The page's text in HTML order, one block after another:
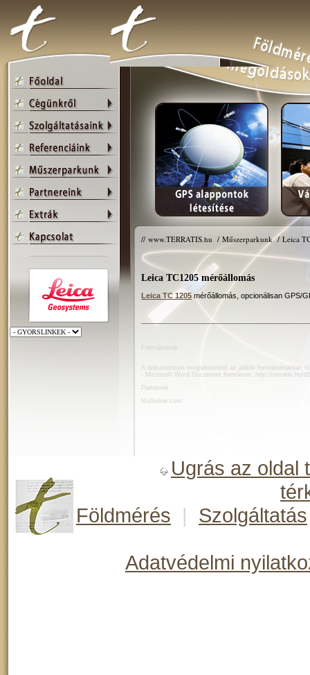
// www.TERRATIS.hu / Műszerparkunk/ Leica
Leica TC1205 mérőállomás
Leica TC 1205 mérőállomás, opcionálisan GPS/
Formátumok
A dokumentum megtekinthető az alábbi formátumokban
- Microsoft Word Document formátum:
http://terratis.hu/
Partnerek
MaXeline.com
Ugrás az oldal
Földmérés
| Szolgáltatás
Adatvédelmi